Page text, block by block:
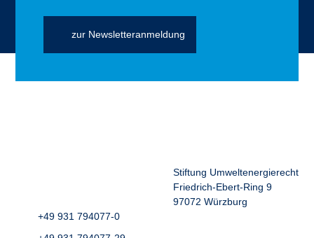
zur Newsletteranmeldung
Stiftung Umweltenergierecht
Friedrich-Ebert-Ring 9
97072 Würzburg
+49 931 794077-0